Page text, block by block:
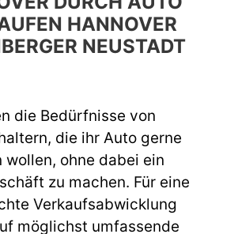
HANNOVER
NEUSTADT
die Bedürfnisse von
die ihr Auto gerne
wollen, ohne dabei ein
zu machen. Für eine
Verkaufsabwicklung
möglichst umfassende